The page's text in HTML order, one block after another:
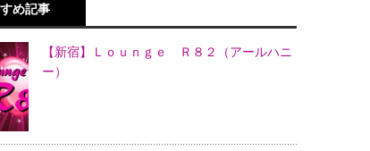
め記事
【新宿】Ｌｏｕｎｇｅ Ｒ８２（アールハニ
ー）